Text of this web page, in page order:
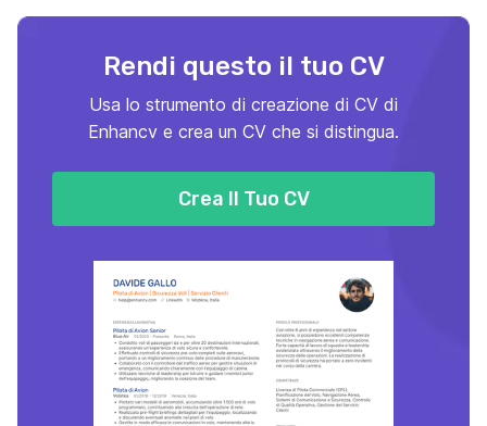
Rendi questo il tuo CV
Usa lo strumento di creazione di CV di
Enhancv e crea un CV che si distingua.
Crea Il Tuo CV